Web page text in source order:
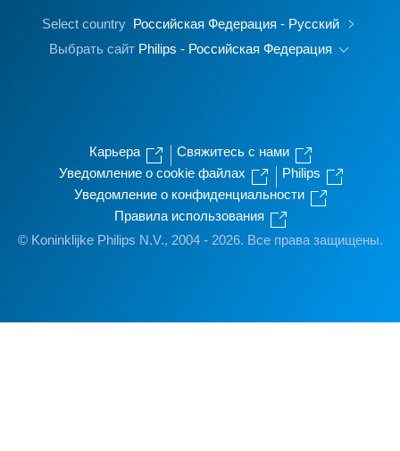
Select country Российская Федерация - Русский
Выбрать сайт Philips - Российская Федерация
Карьера
Свяжитесь с нами
Уведомление о cookie файлах
Philips
Уведомление о конфиденциальности
Правила использования
© Koninklijke Philips N.V., 2004 - 2026. Все права защищены.